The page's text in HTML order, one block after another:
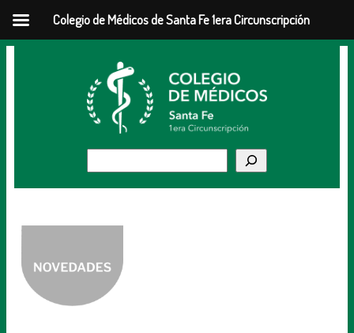
Colegio de Médicos de Santa Fe 1era Circunscripción